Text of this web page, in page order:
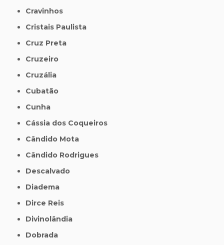
Cravinhos
Cristais Paulista
Cruz Preta
Cruzeiro
Cruzália
Cubatão
Cunha
Cássia dos Coqueiros
Cândido Mota
Cândido Rodrigues
Descalvado
Diadema
Dirce Reis
Divinolândia
Dobrada